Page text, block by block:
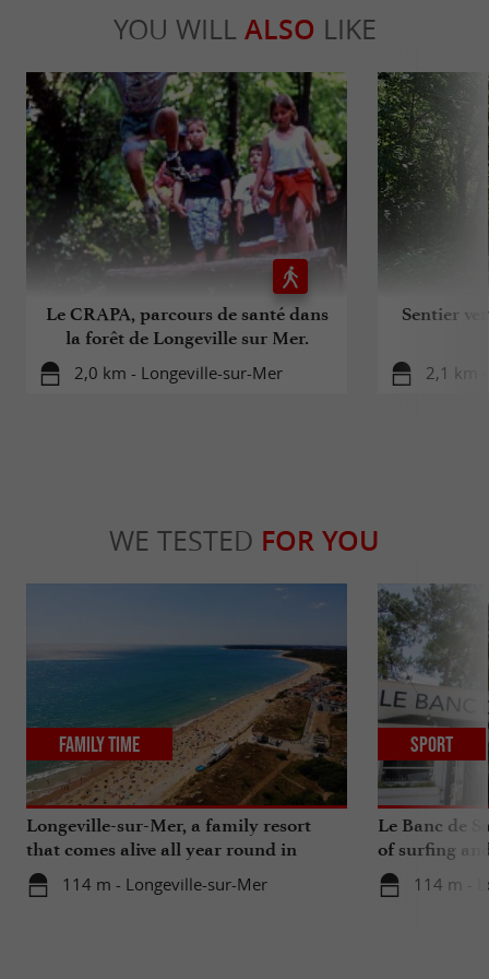
YOU WILL ALSO LIKE
Le CRAPA, parcours de santé dans
la forêt de Longeville sur Mer.
2,0 km - Longeville-sur-Mer
Sentier
2,1 km
WE TESTED FOR YOU
Longeville-sur-Mer, a family resort
that comes alive all year round in
Vendée
114 m - Longeville-sur-Mer
Family Time
Le Banc de
of surfing
114 m -
Sport